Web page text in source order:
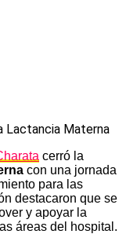
cerró la
con una jornada
para las
destacaron que se
y apoyar la
áreas del hospital.